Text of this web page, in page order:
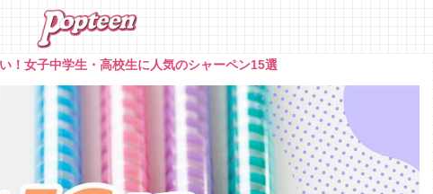
！女子中学生・高校生に人気のシャーペン15選